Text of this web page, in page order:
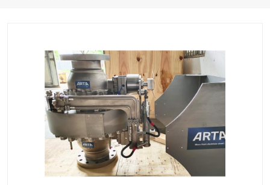
LNG鹤管 活动梯
平台栈桥 卸车鹤管
装车鹤管 输油臂
紧急脱离干式接头 火车鹤管
汽车鹤管 顶部鹤管